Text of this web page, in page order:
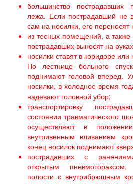
большинство пострадавших
лежа. Если пострадавший не
сам на носилки, его переносят
из тесных помещений, а
пострадавших выносят на
носилки ставят в коридоре
По лестнице больного
поднимают головой вперед.
носилки, в холодное время
надевают головной убор;
транспортировку
состоянии травматического
осуществляют в
внутривенным вливанием
конец носилок поднимают
пострадавших с
открытым
полости с внутрибрюшным